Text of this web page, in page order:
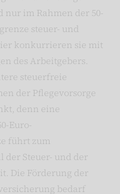
nur im Rahmen der 50-
steuer- und
konkurrieren sie mit
des Arbeitgebers.
steuerfreie
der Pflegevorsorge
denn eine
Euro-
führt zum
der Steuer- und der
Die Förderung der
bedarf